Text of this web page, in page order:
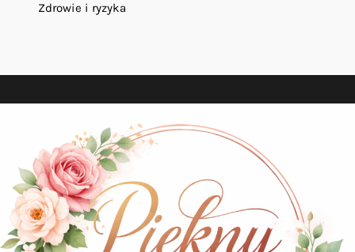
Zdrowie i ryzyka